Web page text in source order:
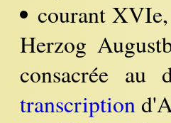
courant
Herzog
consacrée au
transcription